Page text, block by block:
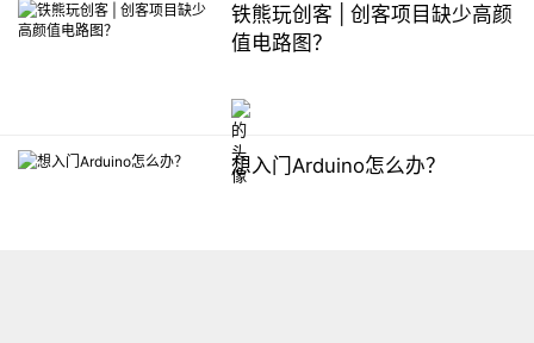
铁熊玩创客 | 创客项目缺少高颜
值电路图？
想入门Arduino怎么办？